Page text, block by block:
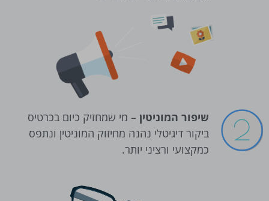
שיפור המוניטין– מי שמחזיק כיום בכרטיס
ביקור דיגיטלי נהנה מחיזוק המוניטין ונתפס
כמקצועי ורציני יותר.